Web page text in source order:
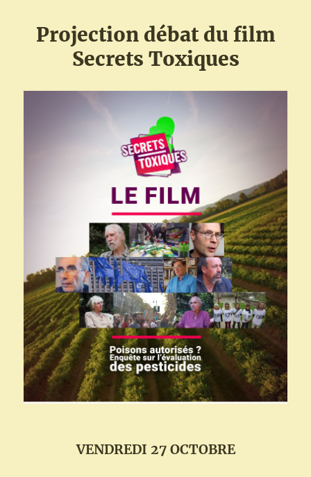
Projection débat du film
Secrets Toxiques
VENDREDI 27 OCTOBRE